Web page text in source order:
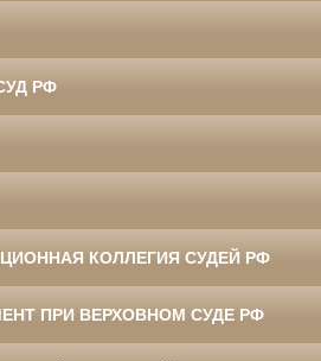
РФ
КОЛЛЕГИЯ СУДЕЙ РФ
ПРИ ВЕРХОВНОМ СУДЕ РФ